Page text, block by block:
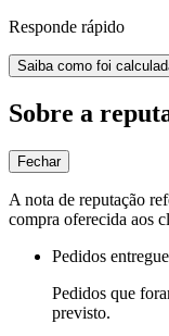
Responde rápido
Saiba como foi
Sobre a
Fechar
A nota de reputação
compra oferecida aos
Pedidos
Pedidos que
previsto.